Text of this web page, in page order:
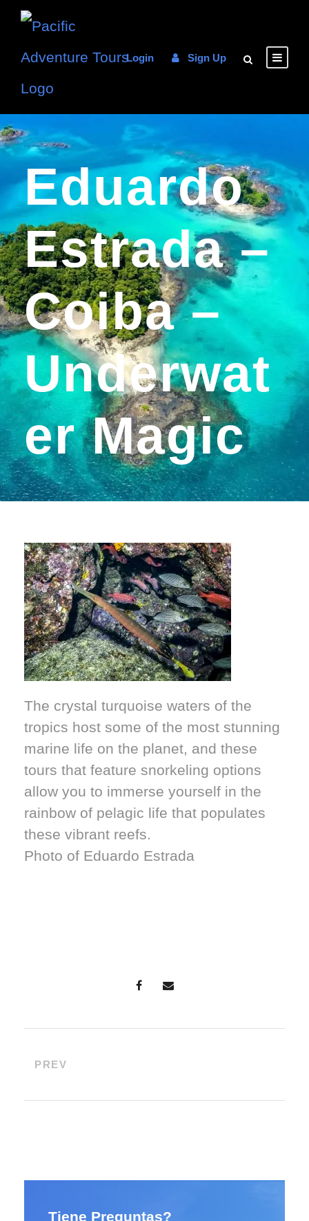
Login Sign Up
Eduardo
Estrada –
Coiba –
Underwat
Er Magic
The crystal turquoise waters of the
tropics host some of the most stunning
marine life on the planet, and these
tours that feature snorkeling options
allow you to immerse yourself in the
rainbow of pelagic life that populates
these vibrant reefs.
Photo of Eduardo Estrada
PREV
Tiene Preguntas?